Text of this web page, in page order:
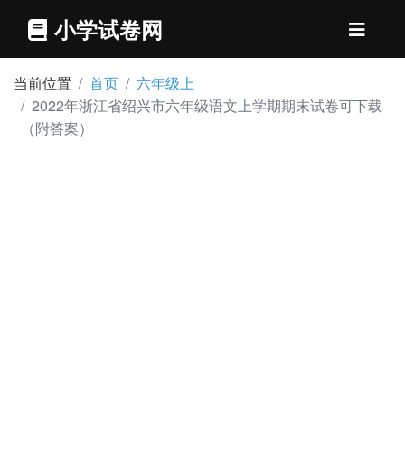
小学试卷网
当前位置 首页
六年级上
2022年浙江省绍兴市六年级语文上学期期末试卷可下载
（附答案）